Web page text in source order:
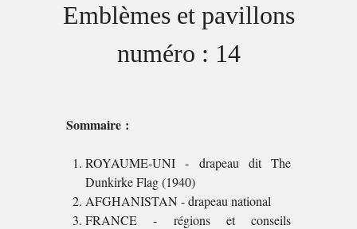
Emblèmes et pavillons
numéro : 14
Sommaire :
ROYAUME-UNI - drapeau dit The
Dunkirke Flag (1940)
AFGHANISTAN - drapeau national
FRANCE - régions et conseils